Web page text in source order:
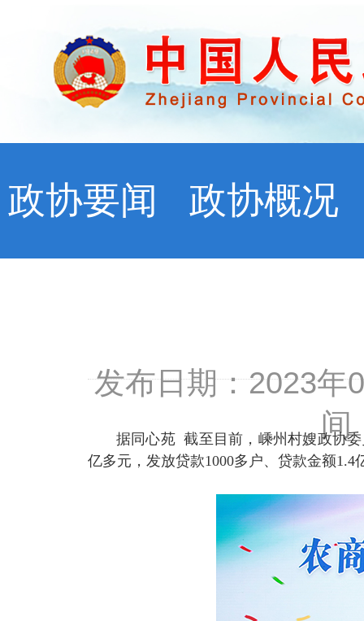
政协要闻 政协概况
发布日期：2023
间
据同心苑截至目前，嵊州村嫂政协
亿多元，发放贷款1000多户、贷款金额1.4